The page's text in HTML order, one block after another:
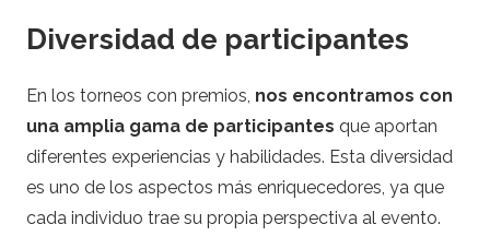
Diversidad de participantes
En los torneos con premios, nos encontramos con
una amplia gama de participantes que aportan
diferentes experiencias y habilidades. Esta diversidad
es uno de los aspectos más enriquecedores, ya que
cada individuo trae su propia perspectiva al evento.